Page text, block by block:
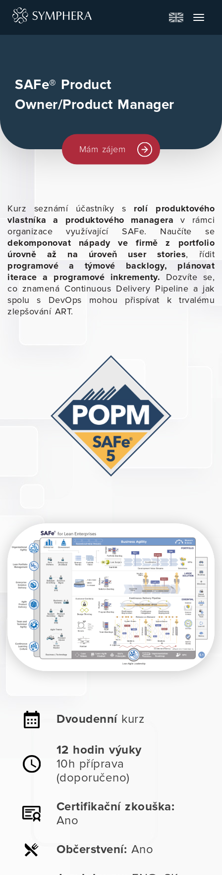
Toggle
SAFe® Product
Owner/Product Manager
Mám zájem
Kurz seznámí účastníky s rolí produktového
vlastníka a produktového managera v rámci
organizace využívající SAFe. Naučíte se
dekomponovat nápady ve firmě z portfolio
úrovně až na úroveň user stories, řídit
programové a týmové backlogy, plánovat
iterace a programové inkrementy. Dozvíte se,
co znamená Continuous Delivery Pipeline a jak
spolu s DevOps mohou přispívat k trvalému
zlepšování ART.
Dvoudenníkurz
12 hodin výuky
10h příprava
(doporučeno)
Certifikační zkouška:
Ano
Občerstvení: Ano